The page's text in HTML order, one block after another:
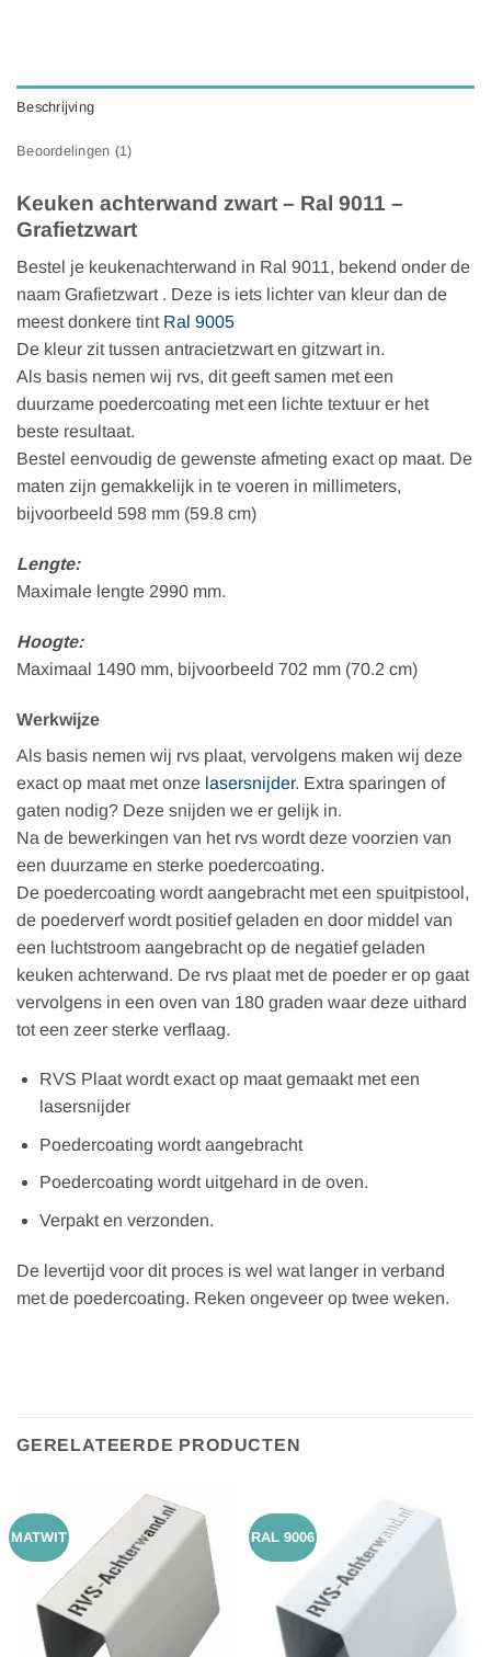
Beschrijving
Beoordelingen (1)
Keuken achterwand zwart – Ral 9011 –
Grafietzwart
Bestel je keukenachterwand in Ral 9011, bekend onder de
naam Grafietzwart . Deze is iets lichter van kleur dan de
meest donkere tint Ral 9005
De kleur zit tussen antracietzwart en gitzwart in.
Als basis nemen wij rvs, dit geeft samen met een
duurzame poedercoating met een lichte textuur er het
beste resultaat.
Bestel eenvoudig de gewenste afmeting exact op maat. De
maten zijn gemakkelijk in te voeren in millimeters,
bijvoorbeeld 598 mm (59.8 cm)
Lengte:
Maximale lengte 2990 mm.
Hoogte:
Maximaal 1490 mm, bijvoorbeeld 702 mm (70.2 cm)
Werkwijze
Als basis nemen wij rvs plaat, vervolgens maken wij deze
exact op maat met onze lasersnijder. Extra sparingen of
gaten nodig? Deze snijden we er gelijk in.
Na de bewerkingen van het rvs wordt deze voorzien van
een duurzame en sterke poedercoating.
De poedercoating wordt aangebracht met een spuitpistool,
de poederverf wordt positief geladen en door middel van
een luchtstroom aangebracht op de negatief geladen
keuken achterwand. De rvs plaat met de poeder er op gaat
vervolgens in een oven van 180 graden waar deze uithard
tot een zeer sterke verflaag.
RVS Plaat wordt exact op maat gemaakt met een
lasersnijder
Poedercoating wordt aangebracht
Poedercoating wordt uitgehard in de oven.
Verpakt en verzonden.
De levertijd voor dit proces is wel wat langer in verband
met de poedercoating. Reken ongeveer op twee weken.
GERELATEERDE PRODUCTEN
MATWIT RAL 9006